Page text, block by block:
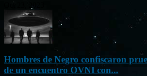
Oct 23, 2023
Hombres de Negro confiscaron
de un encuentro OVNI con...